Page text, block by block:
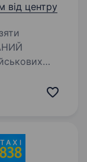
від центру